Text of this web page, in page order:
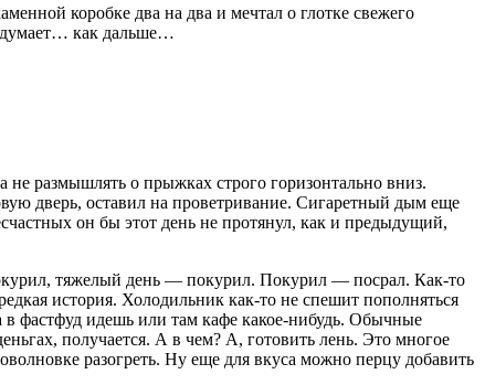
коробке два на два и мечтал о глотке свежего
как дальше…
не размышлять о прыжках строго горизонтально вниз.
дверь, оставил на проветривание. Сигаретный дым еще
он бы этот день не протянул, как и предыдущий,
курил, тяжелый день — покурил. Покурил — посрал. Как-то
история. Холодильник как-то не спешит пополняться
в фастфуд идешь или там кафе какое-нибудь. Обычные
получается. А в чем? А, готовить лень. Это многое
разогреть. Ну еще для вкуса можно перцу добавить